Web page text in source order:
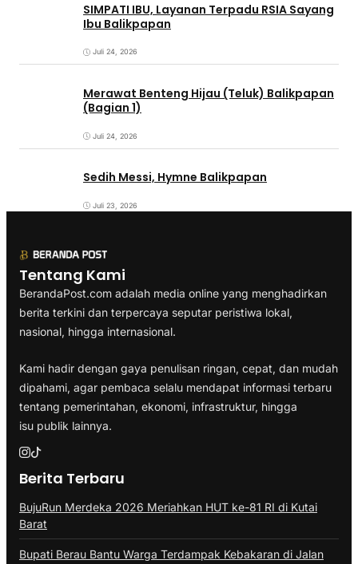
SIMPATI IBU, Layanan Terpadu RSIA Sayang
Ibu Balikpapan
Juli 24, 2026
Merawat Benteng Hijau (Teluk) Balikpapan
(Bagian 1)
Juli 24, 2026
Sedih Messi, Hymne Balikpapan
Juli 23, 2026
Tentang Kami
BerandaPost.com adalah media online yang menghadirkan
berita terkini dan terpercaya seputar peristiwa lokal,
nasional, hingga internasional.
Kami hadir dengan gaya penulisan ringan, cepat, dan mudah
dipahami, agar pembaca selalu mendapat informasi terbaru
tentang pemerintahan, ekonomi, infrastruktur, hingga
isu publik lainnya.
Berita Terbaru
BujuRun Merdeka 2026 Meriahkan HUT ke-81 RI di Kutai
Barat
Bupati Berau Bantu Warga Terdampak Kebakaran di Jalan